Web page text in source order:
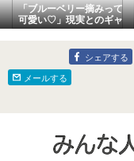
「ブルーベリー摘みって
可愛い♡」現実とのギャ
ップに大笑い
シェアする
メールする